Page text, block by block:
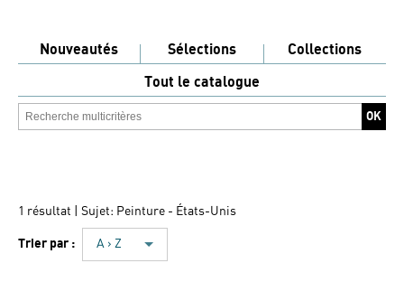
Nouveautés Sélections
Collections
Tout le catalogue
1 résultat | Sujet: Peinture - États-Unis
Trier par : A › Z